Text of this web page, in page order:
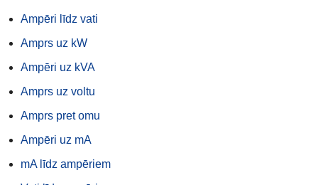
Ampēri līdz vati
Amprs uz kW
Ampēri uz kVA
Amprs uz voltu
Amprs pret omu
Ampēri uz mA
mA līdz ampēriem